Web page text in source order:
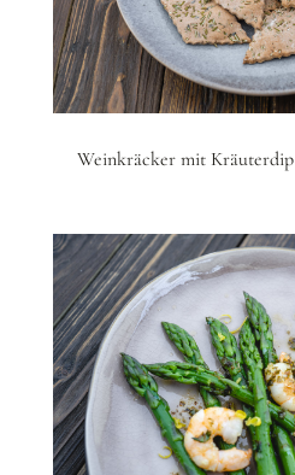
Weinkräcker mit Kräuterdip